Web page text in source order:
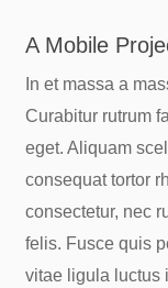
A Mobile
In et massa a
Curabitur rutrum
eget. Aliquam
consequat tortor
consectetur, nec
felis. Fusce quis
vitae ligula luctus